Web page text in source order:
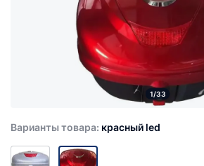
1/33
Варианты товара: красный led